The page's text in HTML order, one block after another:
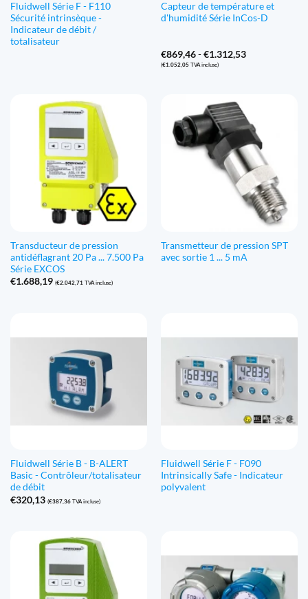
Fluidwell Série F - F110
Sécurité intrinsèque -
Indicateur de débit /
totalisateur
Capteur de température et
d'humidité Série InCos-D
€869,46 - €1.312,53Gamme
(€1.052,05 TVA incluse)
Transducteur de pression
antidéflagrant 20 Pa ... 7.500 Pa
Série EXCOS
€1.688,19 (€2.042,71TVA incluse)
Transmetteur de pression SPT
avec sortie 1 ... 5 mA
Fluidwell Série B - B-ALERT
Basic - Contrôleur/totalisateur
de débit
€320,13 (€387,36TVA incluse)
Fluidwell Série F - F090
Intrinsically Safe - Indicateur
polyvalent